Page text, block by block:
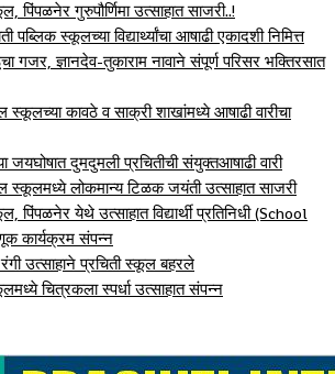
पिंपळनेर गुरुपौर्णिमा उत्साहात साजरी..!
पब्लिक स्कूलच्या विद्यार्थ्यांचा आषाढी एकादशी निमित्त
गजर, ज्ञानदेव-तुकाराम नावाने संपूर्ण परिसर भक्तिरसात
कावठे व साक्री शाखांमध्ये आषाढी वारीचा
जयघोषात दुमदुमली प्रचितीची संयुक्तआषाढी वारी
स्कूलमध्ये लोकमान्य टिळक जयंती उत्साहात साजरी
पिंपळनेर येथे उत्साहात विद्यार्थी प्रतिनिधी (School
कार्यक्रम संपन्न
उत्साहाने प्रचिती स्कूल बहरले
चित्रकला स्पर्धा उत्साहात संपन्न